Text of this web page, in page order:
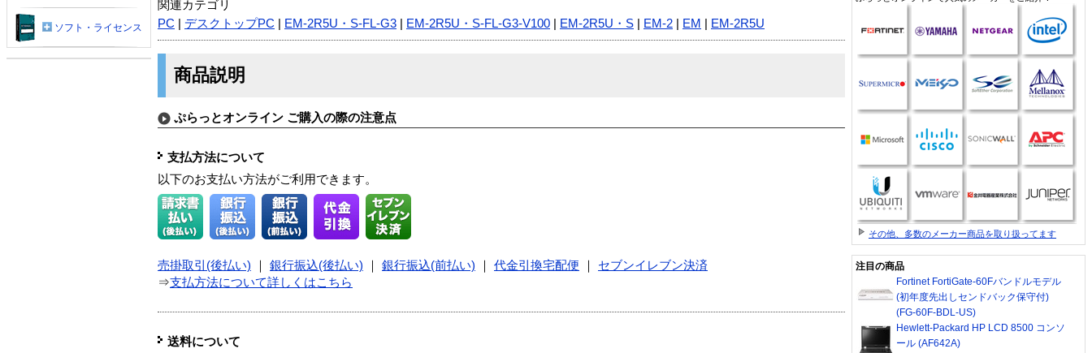
関連カテゴリ
PC
デスクトップPC EM-2R5U・S-FL-G3 EM-2R5U・S-FL-G3-V100 EM-2R5U・S EM-2 EM EM-2R5U
商品説明
ぷらっとオンライン ご購入の際の注意点
支払方法について
以下のお支払い方法がご利用できます。
売掛取引(後払い) 銀行振込(後払い) 銀行振込(前払い) 代金引換宅配便
セブンイレブン決済
⇒支払方法について詳しくはこちら
送料について
ソフト・ライセンス
その他、多数のメーカー商品を取り扱ってます
注目の商品
Fortinet FortiGate-60Fバンドルモデル
(初年度先出しセンドバック保守付)
(FG-60F-BDL-US)
Hewlett-Packard HP LCD 8500 コンソ
ール (AF642A)